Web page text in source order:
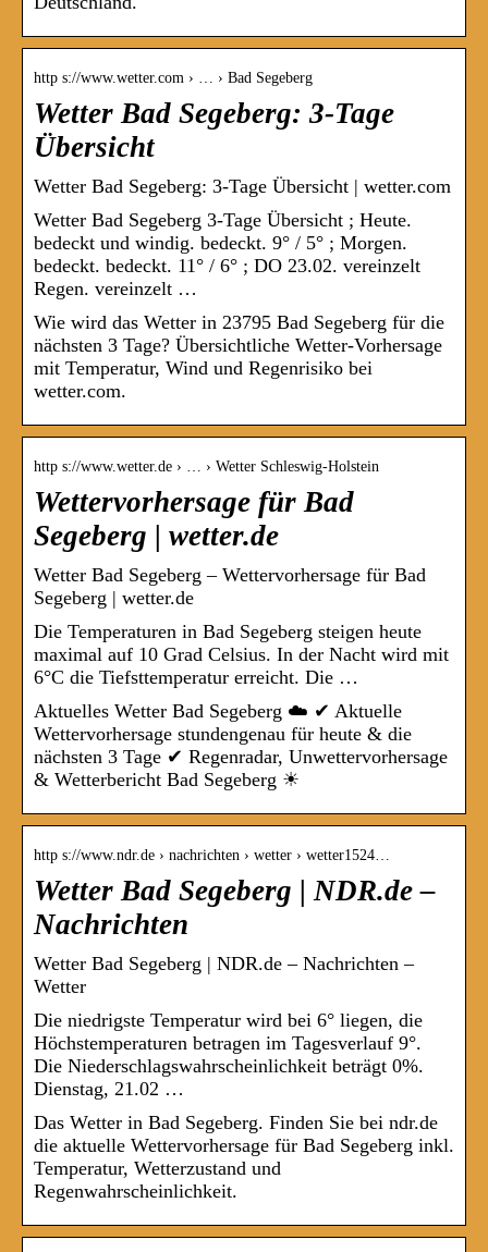
http s://www.wetter.com › … › Bad Segeberg
Wetter Bad Segeberg: 3-Tage
Übersicht
Wetter Bad Segeberg: 3-Tage Übersicht | wetter.com
Wetter Bad Segeberg 3-Tage Übersicht ; Heute.
bedeckt und windig. bedeckt. 9° / 5° ; Morgen.
bedeckt. bedeckt. 11° / 6° ; DO 23.02. vereinzelt
Regen. vereinzelt …
Wie wird das Wetter in 23795 Bad Segeberg für die
nächsten 3 Tage? Übersichtliche Wetter-Vorhersage
mit Temperatur, Wind und Regenrisiko bei
wetter.com.
http s://www.wetter.de › … › Wetter Schleswig-Holstein
Wettervorhersage für Bad
Segeberg | wetter.de
Wetter Bad Segeberg – Wettervorhersage für Bad
Segeberg | wetter.de
Die Temperaturen in Bad Segeberg steigen heute
maximal auf 10 Grad Celsius. In der Nacht wird mit
6°C die Tiefsttemperatur erreicht. Die …
Aktuelles Wetter Bad Segeberg ☁️ ✔ Aktuelle
Wettervorhersage stundengenau für heute & die
nächsten 3 Tage ✔ Regenradar, Unwettervorhersage
& Wetterbericht Bad Segeberg ☀
http s://www.ndr.de › nachrichten › wetter › wetter1524…
Wetter Bad Segeberg | NDR.de –
Nachrichten
Wetter Bad Segeberg | NDR.de – Nachrichten –
Wetter
Die niedrigste Temperatur wird bei 6° liegen, die
Höchstemperaturen betragen im Tagesverlauf 9°.
Die Niederschlagswahrscheinlichkeit beträgt 0%.
Dienstag, 21.02 …
Das Wetter in Bad Segeberg. Finden Sie bei ndr.de
die aktuelle Wettervorhersage für Bad Segeberg inkl.
Temperatur, Wetterzustand und
Regenwahrscheinlichkeit.